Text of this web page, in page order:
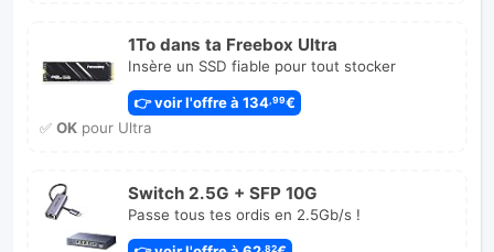
1To dans ta Freebox Ultra
Insère un SSD fiable pour tout stocker
👉 voir l'offre à 134 ,99€
✅ OKpour Ultra
Switch 2.5G + SFP 10G
Passe tous tes ordis en 2.5Gb/s !
,82